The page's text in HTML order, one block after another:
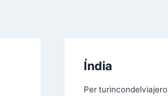
Índia
Per turincondelviajero